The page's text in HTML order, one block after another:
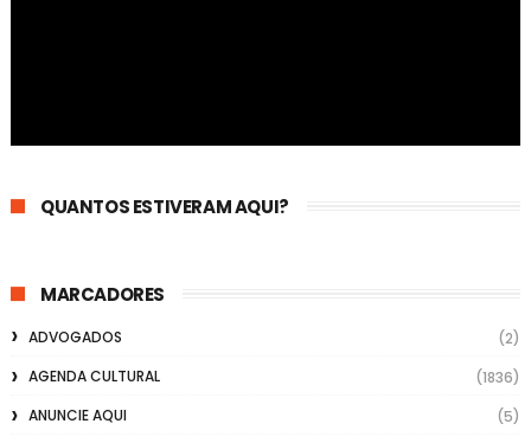
QUANTOS ESTIVERAM AQUI?
MARCADORES
ADVOGADOS
(2)
AGENDA CULTURAL
(1836)
ANUNCIE AQUI
(5)